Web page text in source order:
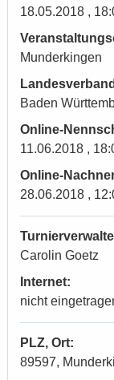
18.05.2018 ,
Munderkingen
Baden
Online-
11.06.2018 ,
Online-
28.06.2018 ,
Carolin Goetz
Internet:
nicht
PLZ, Ort:
89597,